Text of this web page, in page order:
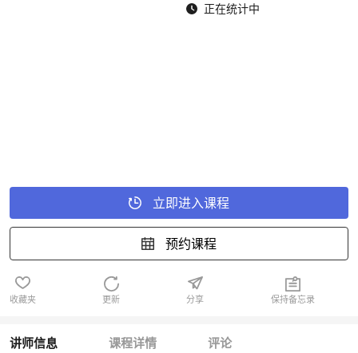
正在统计中
立即进入课程
预约课程
收藏夹 更新 分享 保持备忘录
讲师信息 课程详情 评论